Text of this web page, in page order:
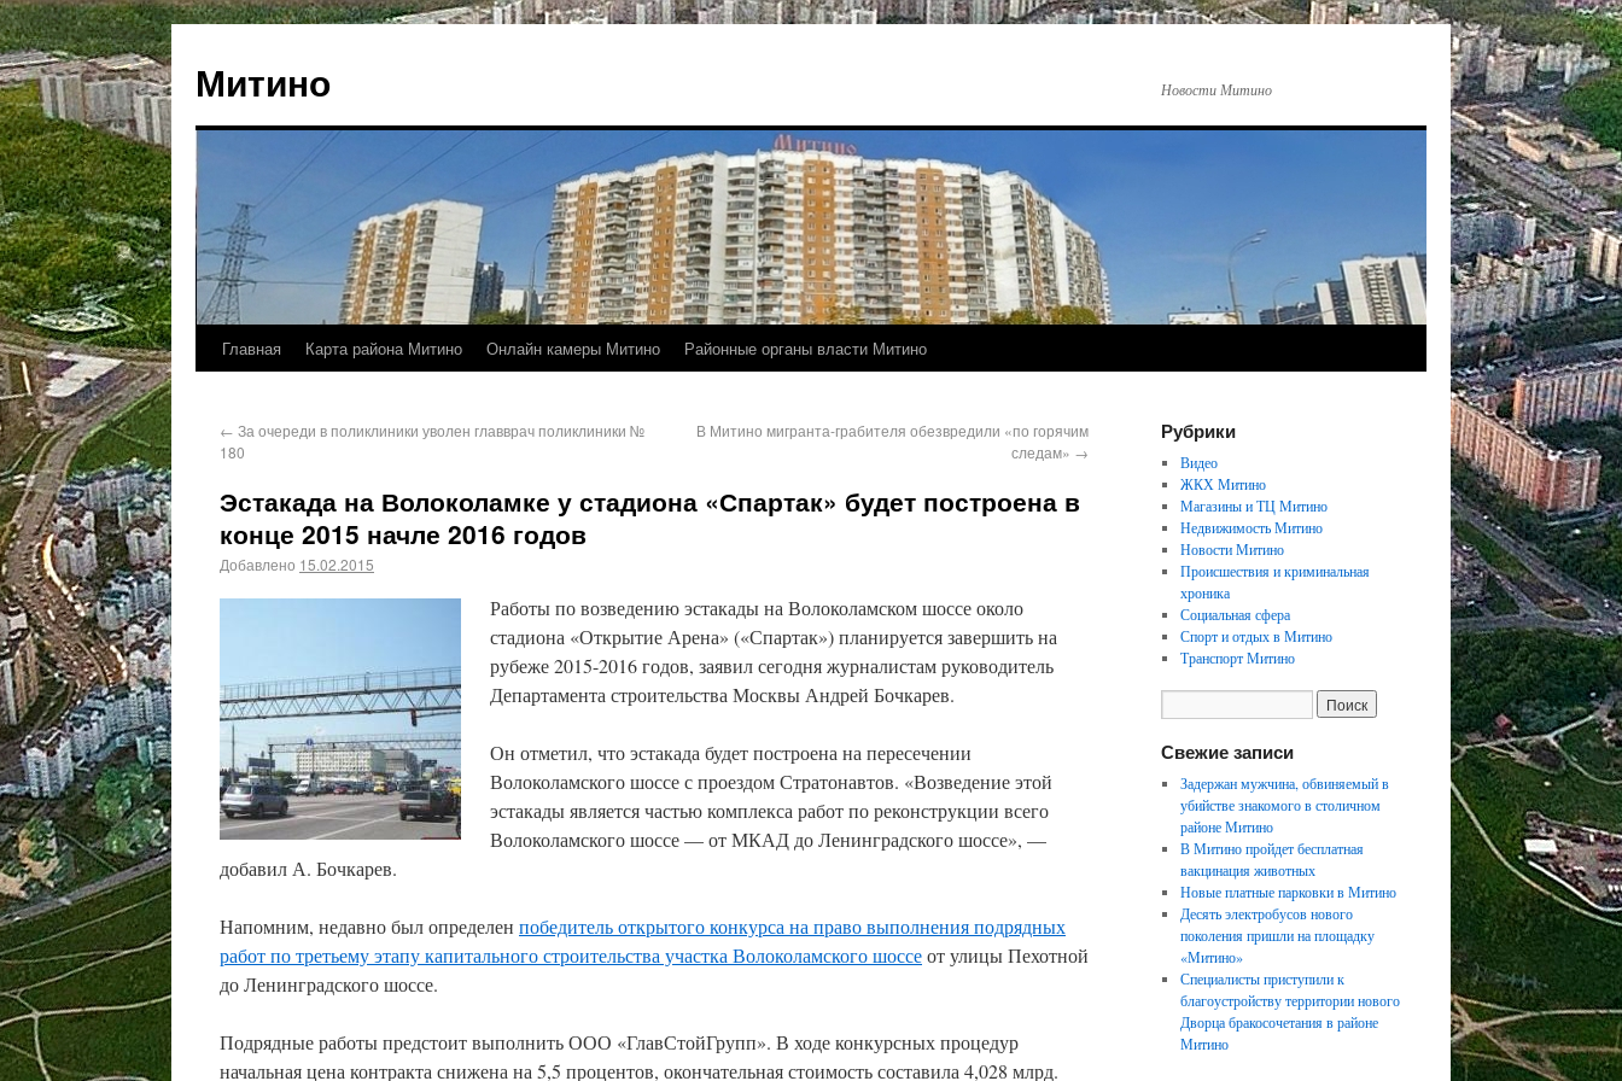
Митино Новости Митино
Главная Карта района Митино Онлайн камеры Митино Районные органы власти Митино
← За очереди в поликлиники уволен главврач поликлиники №
180
В Митино мигранта-грабителя обезвредили «по горячим
следам» →
Эстакада на Волоколамке у стадиона «Спартак» будет построена в
конце 2015 начле 2016 годов
Добавлено 15.02.2015
Работы по возведению эстакады на Волоколамском шоссе около
стадиона «Открытие Арена» («Спартак») планируется завершить на
рубеже 2015-2016 годов, заявил сегодня журналистам руководитель
Департамента строительства Москвы Андрей Бочкарев.
Он отметил, что эстакада будет построена на пересечении
Волоколамского шоссе с проездом Стратонавтов. «Возведение этой
эстакады является частью комплекса работ по реконструкции всего
Волоколамского шоссе — от МКАД до Ленинградского шоссе», —
добавил А. Бочкарев.
Напомним, недавно был определен победитель открытого конкурса на право выполнения подрядных
работ по третьему этапу капитального строительства участка Волоколамского шоссеот улицы Пехотной
до Ленинградского шоссе.
Подрядные работы предстоит выполнить ООО «ГлавСтойГрупп». В ходе конкурсных процедур
начальная цена контракта снижена на 5,5 процентов, окончательная стоимость составила 4,028 млрд.
Рубрики
Видео
ЖКХ Митино
Магазины и ТЦ Митино
Недвижимость Митино
Новости Митино
Происшествия и криминальная
хроника
Социальная сфера
Спорт и отдых в Митино
Транспорт Митино
Свежие записи
Задержан мужчина, обвиняемый в
убийстве знакомого в столичном
районе Митино
В Митино пройдет бесплатная
вакцинация животных
Новые платные парковки в Митино
Десять электробусов нового
поколения пришли на площадку
«Митино»
Специалисты приступили к
благоустройству территории нового
Дворца бракосочетания в районе
Митино